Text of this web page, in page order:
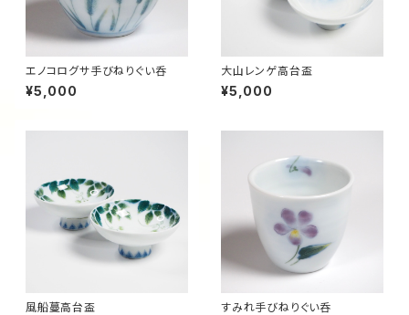
エノコログサ手びねりぐい呑
¥5,000
大山レンゲ高台盃
¥5,000
風船蔓高台盃 すみれ手びねりぐい呑